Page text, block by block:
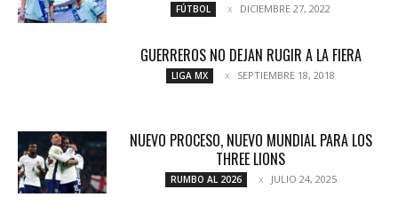
FÚTBOL DICIEMBRE 27, 2022
GUERREROS NO DEJAN RUGIR A LA FIERA
LIGA MX SEPTIEMBRE 18, 2018
NUEVO PROCESO, NUEVO MUNDIAL PARA LOS
THREE LIONS
RUMBO AL 2026 JULIO 24, 2025